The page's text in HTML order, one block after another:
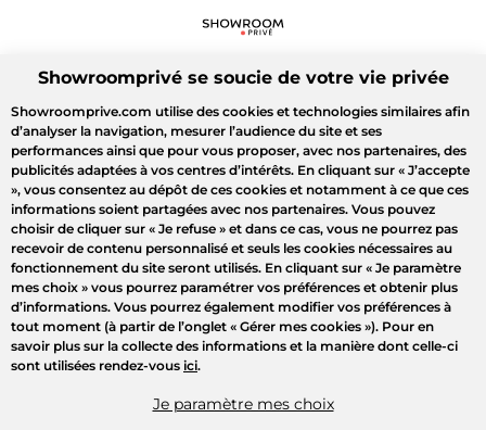
Showroomprivé se soucie de votre vie privée
Showroomprive.com utilise des cookies et technologies similaires afin
d’analyser la navigation, mesurer l’audience du site et ses
performances ainsi que pour vous proposer, avec nos partenaires, des
publicités adaptées à vos centres d’intérêts. En cliquant sur « J’accepte
», vous consentez au dépôt de ces cookies et notamment à ce que ces
informations soient partagées avec nos partenaires. Vous pouvez
choisir de cliquer sur « Je refuse » et dans ce cas, vous ne pourrez pas
recevoir de contenu personnalisé et seuls les cookies nécessaires au
fonctionnement du site seront utilisés. En cliquant sur « Je paramètre
mes choix » vous pourrez paramétrer vos préférences et obtenir plus
d’informations. Vous pourrez également modifier vos préférences à
tout moment (à partir de l’onglet « Gérer mes cookies »). Pour en
savoir plus sur la collecte des informations et la manière dont celle-ci
sont utilisées rendez-vous ici.
Je paramètre mes choix